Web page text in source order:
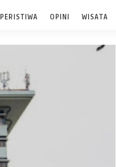
PERISTIWA OPINI WISATA